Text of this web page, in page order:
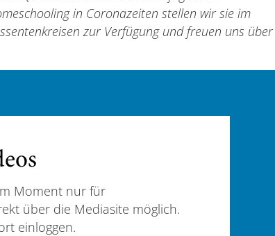
in Coronazeiten stellen wir sie im
zur Verfügung und freuen uns über
Moment nur für
über die Mediasite möglich.
einloggen.